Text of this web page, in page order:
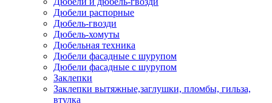
Дюбели распорные
Дюбель-гвозди
Дюбель-хомуты
Дюбельная техника
Дюбели фасадные с шурупом
Дюбели фасадные с шурупом
Заклепки
Заклепки вытяжные,заглушки, пломбы, гильза,
втулка